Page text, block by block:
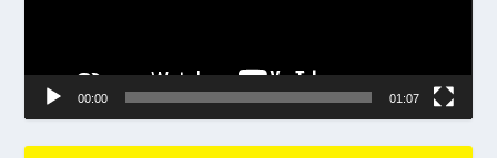
00:00 01:07